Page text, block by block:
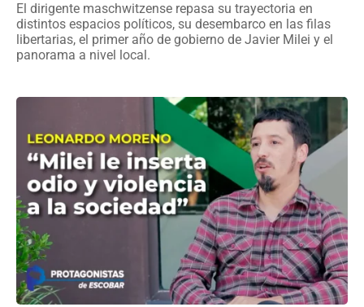
El dirigente maschwitzense repasa su trayectoria en
distintos espacios políticos, su desembarco en las filas
libertarias, el primer año de gobierno de Javier Milei y el
panorama a nivel local.